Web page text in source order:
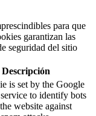
para que
garantizan las
seguridad del sitio
Descripción
is set by the Google
to identify bots
website against